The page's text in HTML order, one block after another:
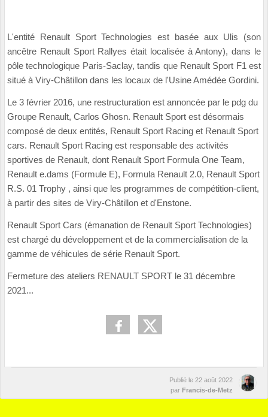
L'entité Renault Sport Technologies est basée aux Ulis (son
ancêtre Renault Sport Rallyes était localisée à Antony), dans le
pôle technologique Paris-Saclay, tandis que Renault Sport F1 est
situé à Viry-Châtillon dans les locaux de l'Usine Amédée Gordini.
Le 3 février 2016, une restructuration est annoncée par le pdg du
Groupe Renault, Carlos Ghosn. Renault Sport est désormais
composé de deux entités, Renault Sport Racing et Renault Sport
cars. Renault Sport Racing est responsable des activités
sportives de Renault, dont Renault Sport Formula One Team,
Renault e.dams (Formule E), Formula Renault 2.0, Renault Sport
R.S. 01 Trophy , ainsi que les programmes de compétition-client,
à partir des sites de Viry-Châtillon et d'Enstone.
Renault Sport Cars (émanation de Renault Sport Technologies)
est chargé du développement et de la commercialisation de la
gamme de véhicules de série Renault Sport.
Fermeture des ateliers RENAULT SPORT le 31 décembre
2021...
Publié le 22 août 2022
par Francis-de-Metz